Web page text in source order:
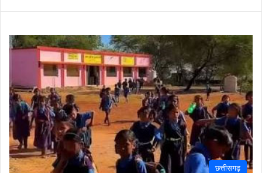
छत्तीसगढ़